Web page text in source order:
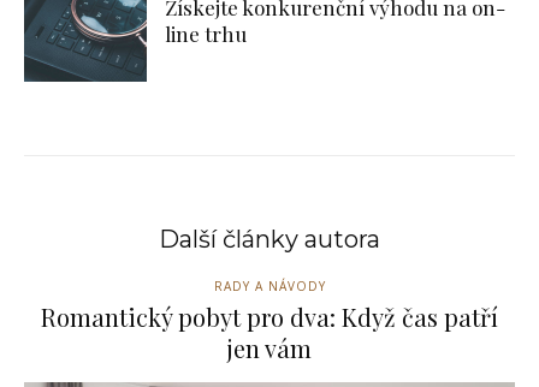
Získejte konkurenční výhodu na on-
line trhu
Další články autora
RADY A NÁVODY
Romantický pobyt pro dva: Když čas patří
jen vám